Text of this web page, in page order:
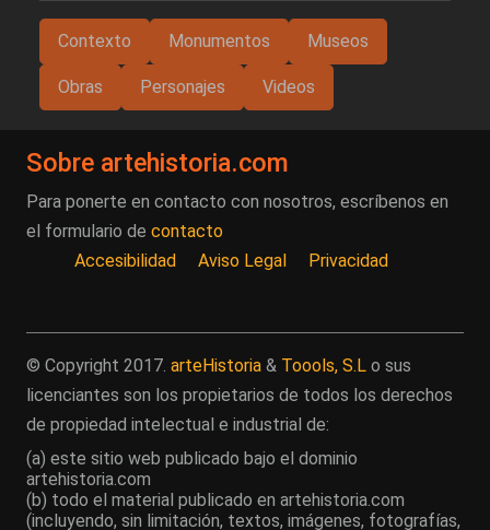
Contexto Monumentos Museos
Obras Personajes Videos
Sobre artehistoria.com
Para ponerte en contacto con nosotros, escríbenos en
el formulario de contacto
Accesibilidad
Aviso Legal Privacidad
© Copyright 2017. arteHistoria & Toools, S.L o sus
licenciantes son los propietarios de todos los derechos
de propiedad intelectual e industrial de:
(a) este sitio web publicado bajo el dominio
artehistoria.com
(b) todo el material publicado en artehistoria.com
(incluyendo, sin limitación, textos, imágenes, fotografías,